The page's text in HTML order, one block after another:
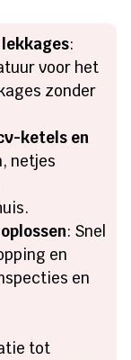
:
voor het
zonder
ketels en
netjes
: Snel
en
en
tot